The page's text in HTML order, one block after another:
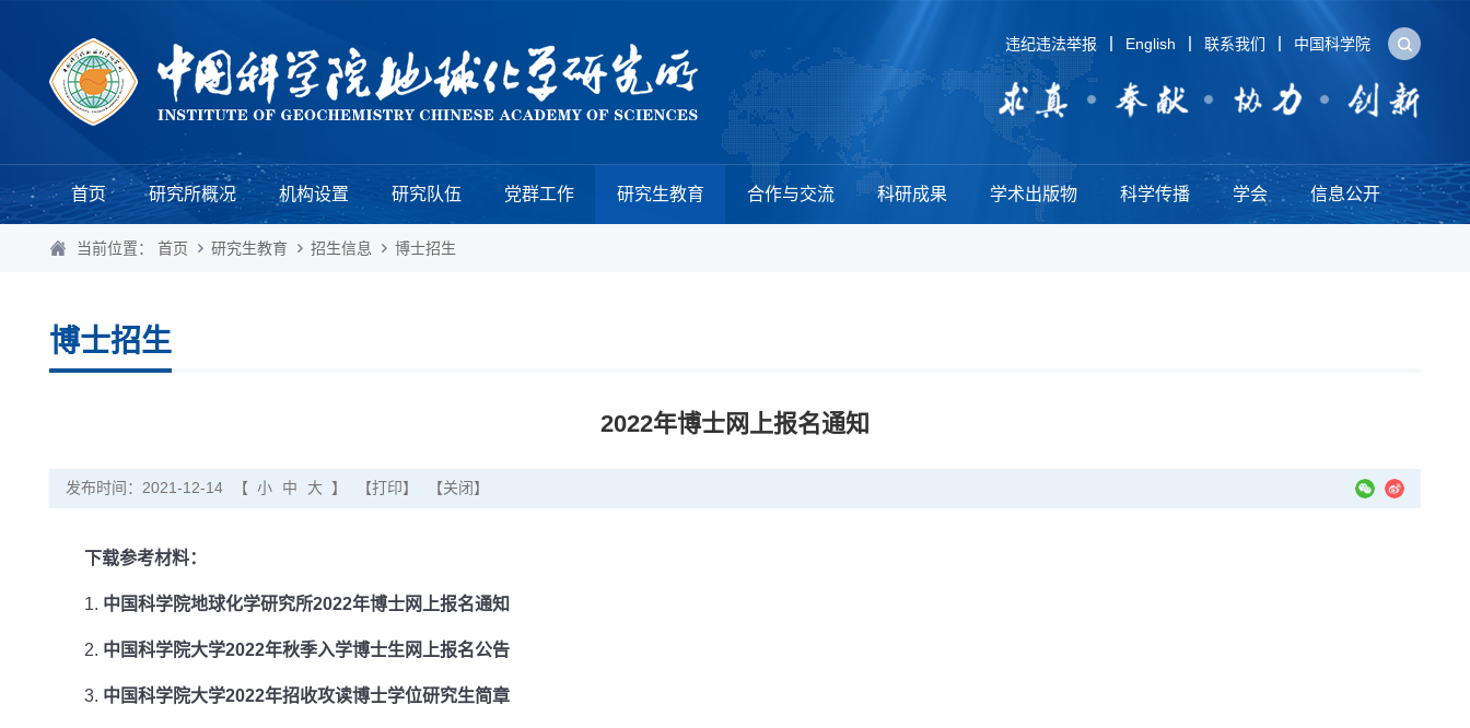
违纪违法举报 English 联系我们 中国科学院
首页 研究所概况 机构设置 研究队伍 党群工作 研究生教育 合作与交流 科研成果 学术出版物 科学传播 学会 信息公开
当前位置： 首页 研究生教育 招生信息 博士招生
博士招生
2022年博士网上报名通知
发布时间：2021-12-14 【 小 中 大 】 【打印】 【关闭】
下载参考材料：
1. 中国科学院地球化学研究所2022年博士网上报名通知
2. 中国科学院大学2022年秋季入学博士生网上报名公告
3. 中国科学院大学2022年招收攻读博士学位研究生简章